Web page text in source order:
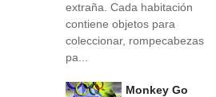
extraña. Cada habitación
contiene objetos para
coleccionar, rompecabezas
pa...
Monkey Go